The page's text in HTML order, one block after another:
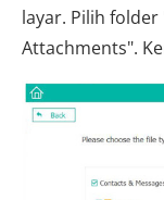
layar. Pilih
Attachments".